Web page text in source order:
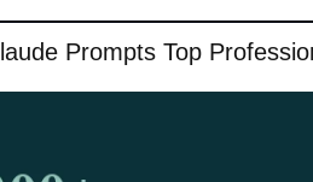
Prompts Top